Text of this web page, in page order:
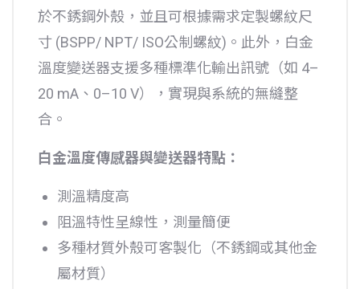
於不銹鋼外殼，並且可根據需求定製螺紋尺
寸 (BSPP/ NPT/ ISO公制螺紋)。此外，白金
溫度變送器支援多種標準化輸出訊號（如 4–
20 mA、0–10 V），實現與系統的無縫整
合。
白金溫度傳感器與變送器特點：
測溫精度高
阻溫特性呈線性，測量簡便
多種材質外殼可客製化（不銹鋼或其他金
屬材質）